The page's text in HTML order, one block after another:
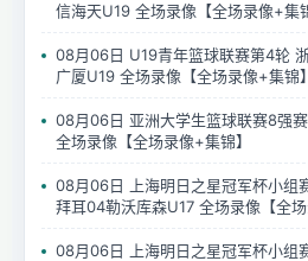
信海天U19 全场录像【全场录像+集
08月06日 U19青年篮球联赛第4轮
广厦U19 全场录像【全场录像+集锦】
08月06日 亚洲大学生篮球联赛8强
全场录像【全场录像+集锦】
08月06日 上海明日之星冠军杯小组
拜耳04勒沃库森U17 全场录像【全场
08月06日 上海明日之星冠军杯小组